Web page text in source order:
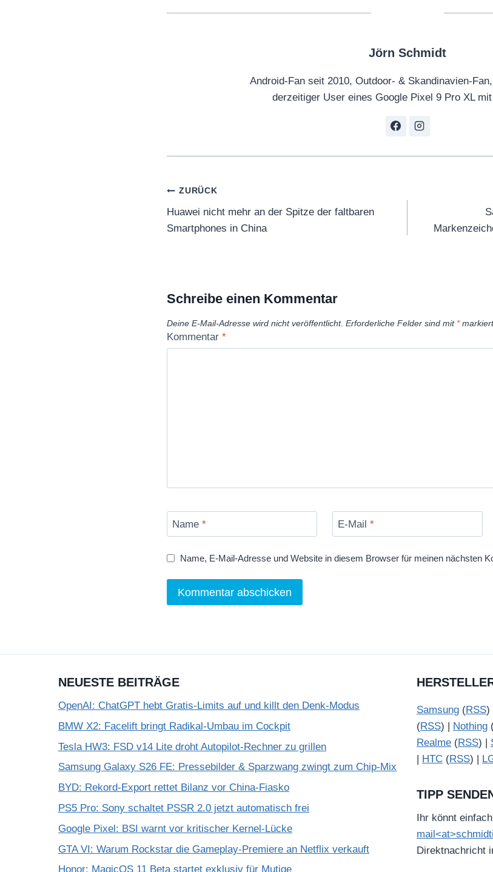
Jörn Schmidt
Android-Fan seit 2010, Outdoor- & Skandinavien-
derzeitiger User eines Google Pixel 9 Pro XL
Beitragsnavigation
ZURÜCK
Huawei nicht mehr an der Spitze der faltbaren
Smartphones in China
Schreibe einen Kommentar
Deine E-Mail-Adresse wird nicht veröffentlicht. Erforderliche Felder sind mit *markiert
Kommentar *
Name * E-Mail *
Name, E-Mail-Adresse und Website in diesem Browser für meinen nächsten
NEUESTE BEITRÄGE
OpenAI: ChatGPT hebt Gratis-Limits auf und killt den Denk-Modus
BMW X2: Facelift bringt Radikal-Umbau im Cockpit
Tesla HW3: FSD v14 Lite droht Autopilot-Rechner zu grillen
Samsung Galaxy S26 FE: Pressebilder & Sparzwang zwingt zum Chip-Mix
BYD: Rekord-Export rettet Bilanz vor China-Fiasko
PS5 Pro: Sony schaltet PSSR 2.0 jetzt automatisch frei
Google Pixel: BSI warnt vor kritischer Kernel-Lücke
GTA VI: Warum Rockstar die Gameplay-Premiere an Netflix verkauft
Honor: MagicOS 11 Beta startet exklusiv für Mutige
Samsung (RSS)
(RSS) | Nothing
Realme (RSS) |
| HTC (RSS) |
TIPP
Ihr könnt
Direktnachricht